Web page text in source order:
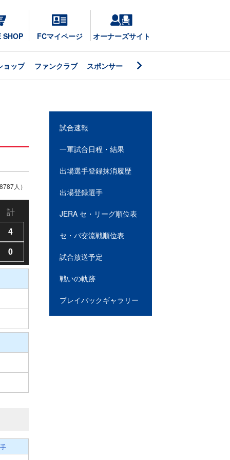
SHOP FCマイページ オーナーズサイト
ョップ ファンクラブ スポンサー
人）
計
4
0
試合速報
一軍試合日程・結果
出場選手登録抹消履歴
出場登録選手
JERA セ・リーグ順位表
セ・パ交流戦順位表
試合放送予定
戦いの軌跡
プレイバックギャラリー